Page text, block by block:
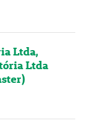
Ltda,
Ltda